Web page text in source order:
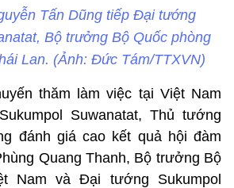
Tấn Dũng tiếp Đại tướng
Bộ trưởng Bộ Quốc phòng
Lan. (Ảnh: Đức Tám/TTXVN)
thăm làm việc tại Việt Nam
Suwanatat, Thủ tướng
đánh giá cao kết quả hội đàm
Quang Thanh, Bộ trưởng Bộ
Nam và Đại tướng Sukumpol